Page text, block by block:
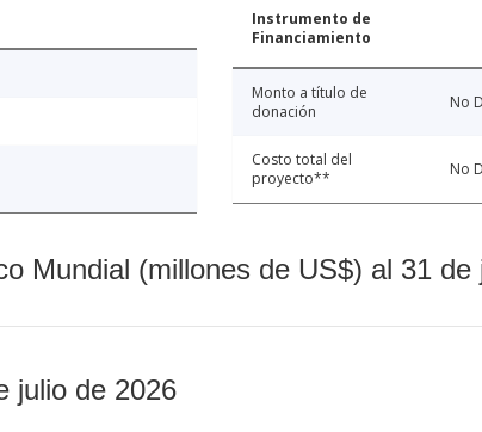
Instrumento de
Financiamiento
Monto a título de
donación
No
Costo total del
proyecto**
No
Mundial (millones de US$) al 31 de
julio de 2026